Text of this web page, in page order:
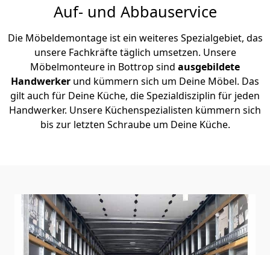
Auf- und Abbauservice
Die Möbeldemontage ist ein weiteres Spezialgebiet, das
unsere Fachkräfte täglich umsetzen. Unsere
Möbelmonteure in Bottrop sind ausgebildete
Handwerker und kümmern sich um Deine Möbel. Das
gilt auch für Deine Küche, die Spezialdisziplin für jeden
Handwerker. Unsere Küchenspezialisten kümmern sich
bis zur letzten Schraube um Deine Küche.